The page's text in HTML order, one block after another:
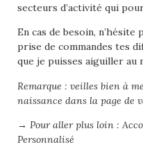
secteurs d’activité qui
En cas de besoin, n’hésite
prise de commandes tes
que je puisses aiguiller au
Remarque : veilles bien à
naissance dans la page de
→ Pour aller plus loin :
Personnalisé